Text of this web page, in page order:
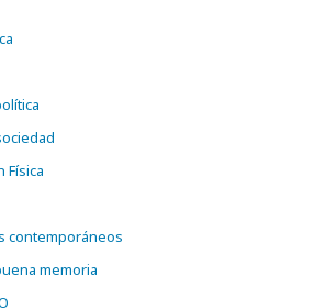
Física
contemporáneos
memoria